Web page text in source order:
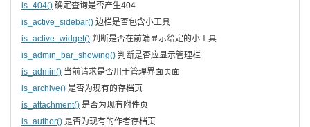
is_404() 确定查询是否产生404
is_active_sidebar() 边栏是否包含小工具
is_active_widget() 判断是否在前端显示给定的小工具
is_admin_bar_showing() 判断是否应显示管理栏
is_admin() 当前请求是否用于管理界面页面
is_archive() 是否为现有的存档页
is_attachment() 是否为现有附件页
is_author() 是否为现有的作者存档页